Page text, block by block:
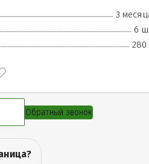
3
6
280
Обратный звонок